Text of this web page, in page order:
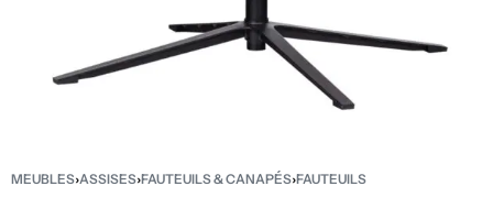
MEUBLES›ASSISES›FAUTEUILS & CANAPÉS›FAUTEUILS